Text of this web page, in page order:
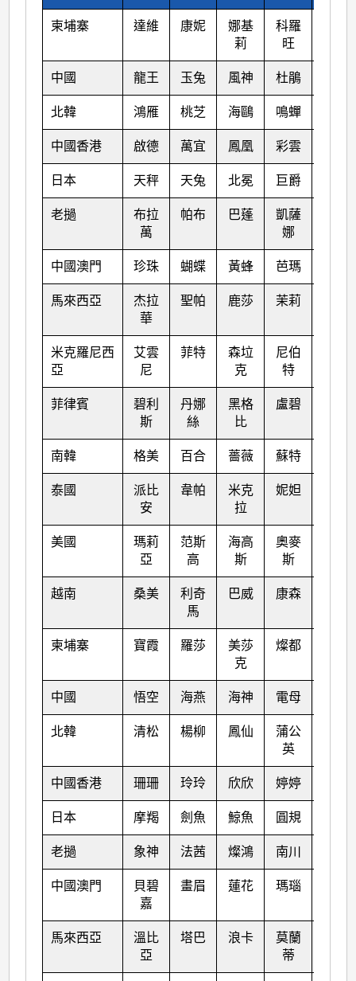
柬埔寨 達維 康妮
娜基
莉
科羅
旺
中國 龍王 玉兔 風神 杜鵑
北韓 鴻雁 桃芝 海鷗 鳴蟬
中國香港 啟德 萬宜 鳳凰 彩雲
日本 天秤 天兔 北冕 巨爵
老撾
布拉
萬
帕布 巴蓬
凱薩
娜
中國澳門 珍珠 蝴蝶 黃蜂 芭瑪
馬來西亞
杰拉
華
聖帕 鹿莎 茉莉
米克羅尼西
亞
艾雲
尼
菲特
森垃
克
尼伯
特
菲律賓
碧利
斯
丹娜
絲
黑格
比
盧碧
南韓 格美 百合 薔薇 蘇特
泰國
派比
安
韋帕
米克
拉
妮妲
美國
瑪莉
亞
范斯
高
海高
斯
奧麥
斯
越南 桑美
利奇
馬
巴威 康森
柬埔寨 寶霞 羅莎
美莎
克
燦都
中國 悟空 海燕 海神 電母
北韓 清松 楊柳 鳳仙
蒲公
英
中國香港 珊珊 玲玲 欣欣 婷婷
日本 摩羯 劍魚 鯨魚 圓規
老撾 象神 法茜 燦鴻 南川
中國澳門
貝碧
嘉
畫眉 蓮花 瑪瑙
馬來西亞
溫比
亞
塔巴 浪卡
莫蘭
蒂